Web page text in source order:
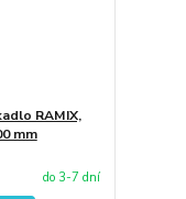
RAMIX,
mm
do 3-7 dní